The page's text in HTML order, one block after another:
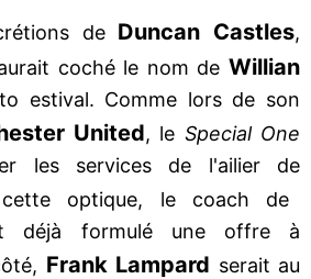
deDuncan Castles,
coché le nom deWillian
estival. Comme lors de son
United, le Special One
les services de l'ailier de
optique, le coach de
déjà formulé une offre à
Frank Lampard serait au